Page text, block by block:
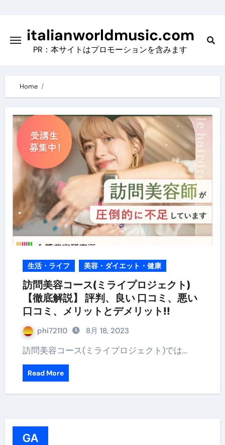
contentitalianworldmusic.com
PR：本サイトはプロモーションを含みます
Home
生活・ライフ 美容・ダイエット・健康
訪問美容コース(ミライプロジェクト)
【徹底解説】 評判、良い 口コミ、悪い
口コミ、メリットとデメリット!!
phi72110 8月 18, 2023
訪問美容コース(ミライプロジェクト)では…
Read More
GA